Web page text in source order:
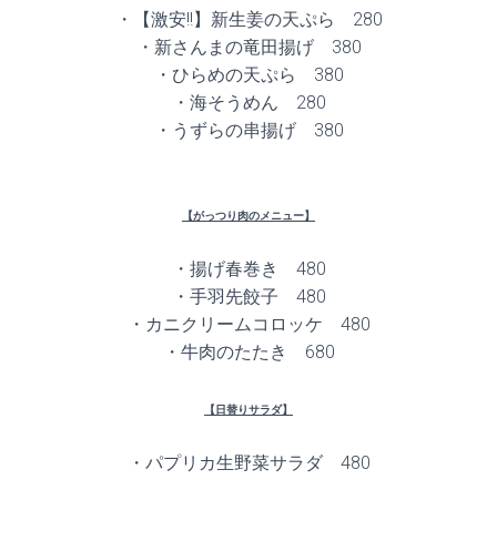
・【激安!!】新生姜の天ぷら 280
・新さんまの竜田揚げ 380
・ひらめの天ぷら 380
・海そうめん 280
・うずらの串揚げ 380
【がっつり肉のメニュー】
・揚げ春巻き 480
・手羽先餃子 480
・カニクリームコロッケ 480
・牛肉のたたき 680
【日替りサラダ】
・パプリカ生野菜サラダ 480